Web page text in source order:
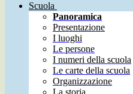
Scuola
Panoramica
Presentazione
I luoghi
Le persone
I numeri della scuola
Le carte della scuola
Organizzazione